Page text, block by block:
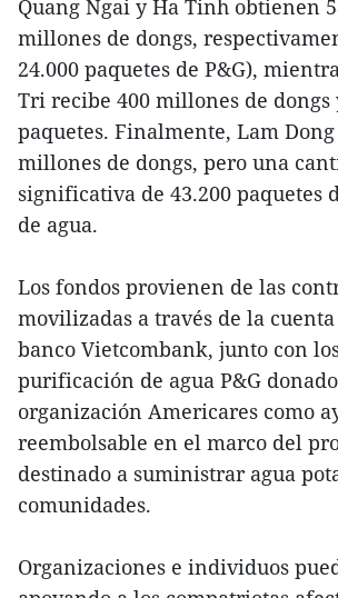
Quang Ngai y Ha Tinh obtienen
millones de dongs,
24.000 paquetes de P&G),
Tri recibe 400 millones de dongs
paquetes. Finalmente, Lam
millones de dongs, pero una
significativa de 43.200 paquetes
de agua.
Los fondos provienen de las
movilizadas a través de la
banco Vietcombank, junto con
purificación de agua P&G
organización Americares como
reembolsable en el marco del
destinado a suministrar agua
comunidades.
Organizaciones e individuos